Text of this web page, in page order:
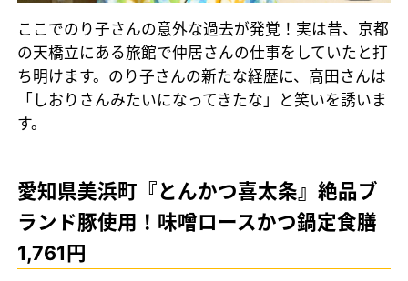
ここでのり子さんの意外な過去が発覚！実は昔、京都
の天橋立にある旅館で仲居さんの仕事をしていたと打
ち明けます。のり子さんの新たな経歴に、高田さんは
「しおりさんみたいになってきたな」と笑いを誘いま
す。
愛知県美浜町『とんかつ喜太条』絶品ブ
ランド豚使用！味噌ロースかつ鍋定食膳
1,761円